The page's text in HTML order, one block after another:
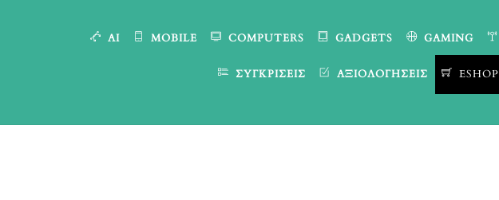
AI MOBILE COMPUTERS GADGETS GAMING
ΣΥΓΚΡΊΣΕΙΣ ΑΞΙΟΛΟΓΉΣΕΙΣ ESHOP